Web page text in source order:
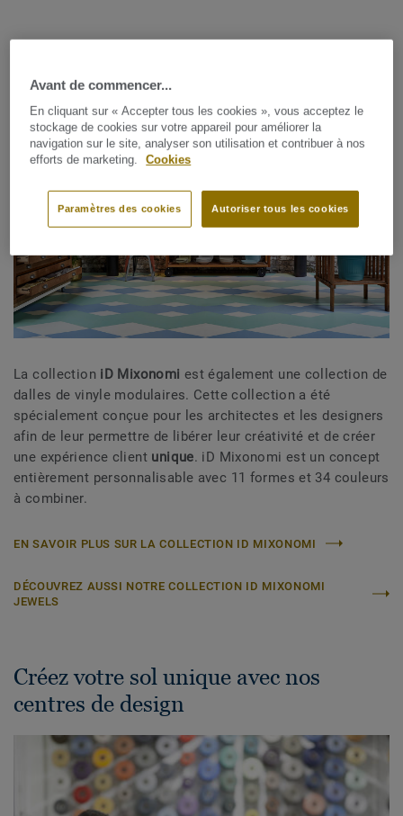
unique
La collection iD Mixonomi est également une collection de
dalles de vinyle modulaires. Cette collection a été
spécialement conçue pour les architectes et les designers
afin de leur permettre de libérer leur créativité et de créer
une expérience client unique. iD Mixonomi est un concept
entièrement personnalisable avec 11 formes et 34 couleurs
à combiner.
EN SAVOIR PLUS SUR LA COLLECTION ID MIXONOMI
DÉCOUVREZ AUSSI NOTRE COLLECTION ID MIXONOMI
JEWELS
Créez votre sol unique avec nos
centres de design
Avant de commencer...
En cliquant sur « Accepter tous les cookies », vous acceptez le
stockage de cookies sur votre appareil pour améliorer la
navigation sur le site, analyser son utilisation et contribuer à nos
efforts de marketing. Cookies
Autoriser tous les cookies
Paramètres des cookies